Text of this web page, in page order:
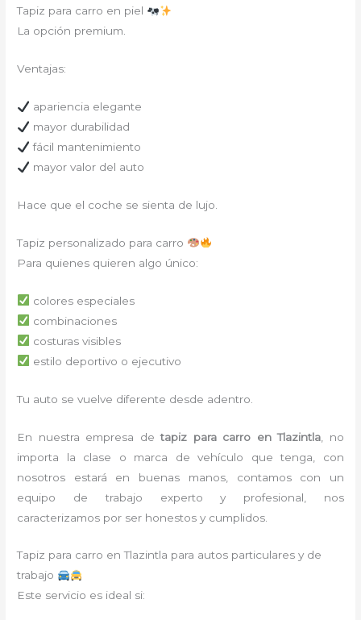
Tapiz para carro en piel
La opción premium.
Ventajas:
apariencia elegante
mayor durabilidad
fácil mantenimiento
mayor valor del auto
Hace que el coche se sienta de lujo.
Tapiz personalizado para carro
Para quienes quieren algo único:
colores especiales
combinaciones
costuras visibles
estilo deportivo o ejecutivo
Tu auto se vuelve diferente desde adentro.
En nuestra empresa detapiz para carro en Tlazintla , no
importa la clase o marca de vehículo que tenga, con
nosotros estará en buenas manos, contamos con un
equipo de trabajo experto y profesional, nos
caracterizamos por ser honestos y cumplidos.
Tapiz para carro en Tlazintla para autos particulares y de
trabajo
Este servicio es ideal si: